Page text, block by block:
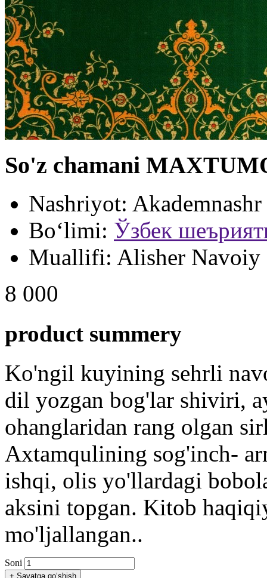
So'z chamani
Nashriyot: Akademnashr
Bo‘limi: Ўзбек
Muallifi: Alisher Navoiy
8 000
product summery
Ko'ngil kuyining sehrli
dil yozgan bog'lar shiviri,
ohanglaridan rang olgan
Axtamqulining sog'inch-
ishqi, olis yo'llardagi
aksini topgan. Kitob
mo'ljallangan..
Soni
+ Savatga qo‘shish